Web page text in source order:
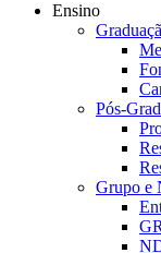
Ensino
Pós-
Grupo e